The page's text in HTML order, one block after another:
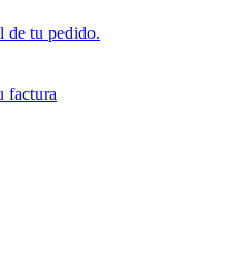
de tu pedido.
factura